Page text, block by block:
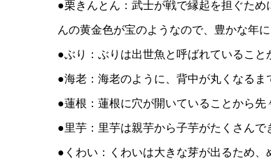
●栗きんとん：武士が戦で縁起を担ぐた
んの黄金色が宝のようなので、豊かな年に
●ぶり：ぶりは出世魚と呼ばれていること
●海老：海老のように、背中が丸くなるま
●蓮根：蓮根に穴が開いていることから先
●里芋：里芋は親芋から子芋がたくさんで
●くわい：くわいは大きな芽が出るため